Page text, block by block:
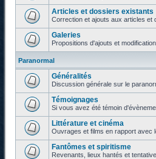
Articles et dossiers existants
Correction et ajouts aux articles
Galeries
Propositions d'ajouts et
Paranormal
Généralités
Discussion générale sur le
Témoignages
Si vous avez été témoin
Littérature et cinéma
Ouvrages et films en rapport avec
Fantômes et spiritisme
Revenants, lieux hantés et